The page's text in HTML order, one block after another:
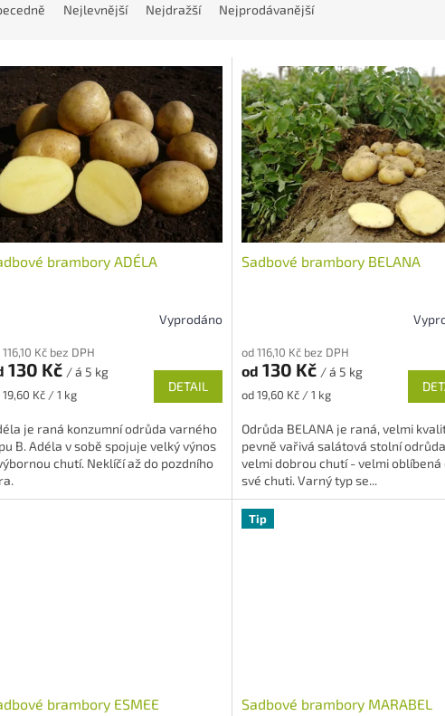
Nejlevnější Nejdražší Nejprodávanější
brambory ADÉLA
Vyprodáno
Kč bez DPH
130 Kč / á 5 kg
19,60 Kč / 1 kg
DETAIL
je raná konzumní odrůda varného
B. Adéla v sobě spojuje velký výnos
chutí. Neklíčí až do pozdního
Sadbové brambory BELANA
produktu
je
5,0
5
hvězdiček.
od 116,10 Kč bez DPH
od 130 Kč / á 5 kg
Měrná
od 19,60 Kč / 1 kg
Odrůda BELANA je raná, velmi
pevně vařivá salátová stolní
velmi dobrou chutí - velmi oblíbená
své chuti. Varný typ se...
brambory ESMEE
Tip
Sadbové brambory MARABEL